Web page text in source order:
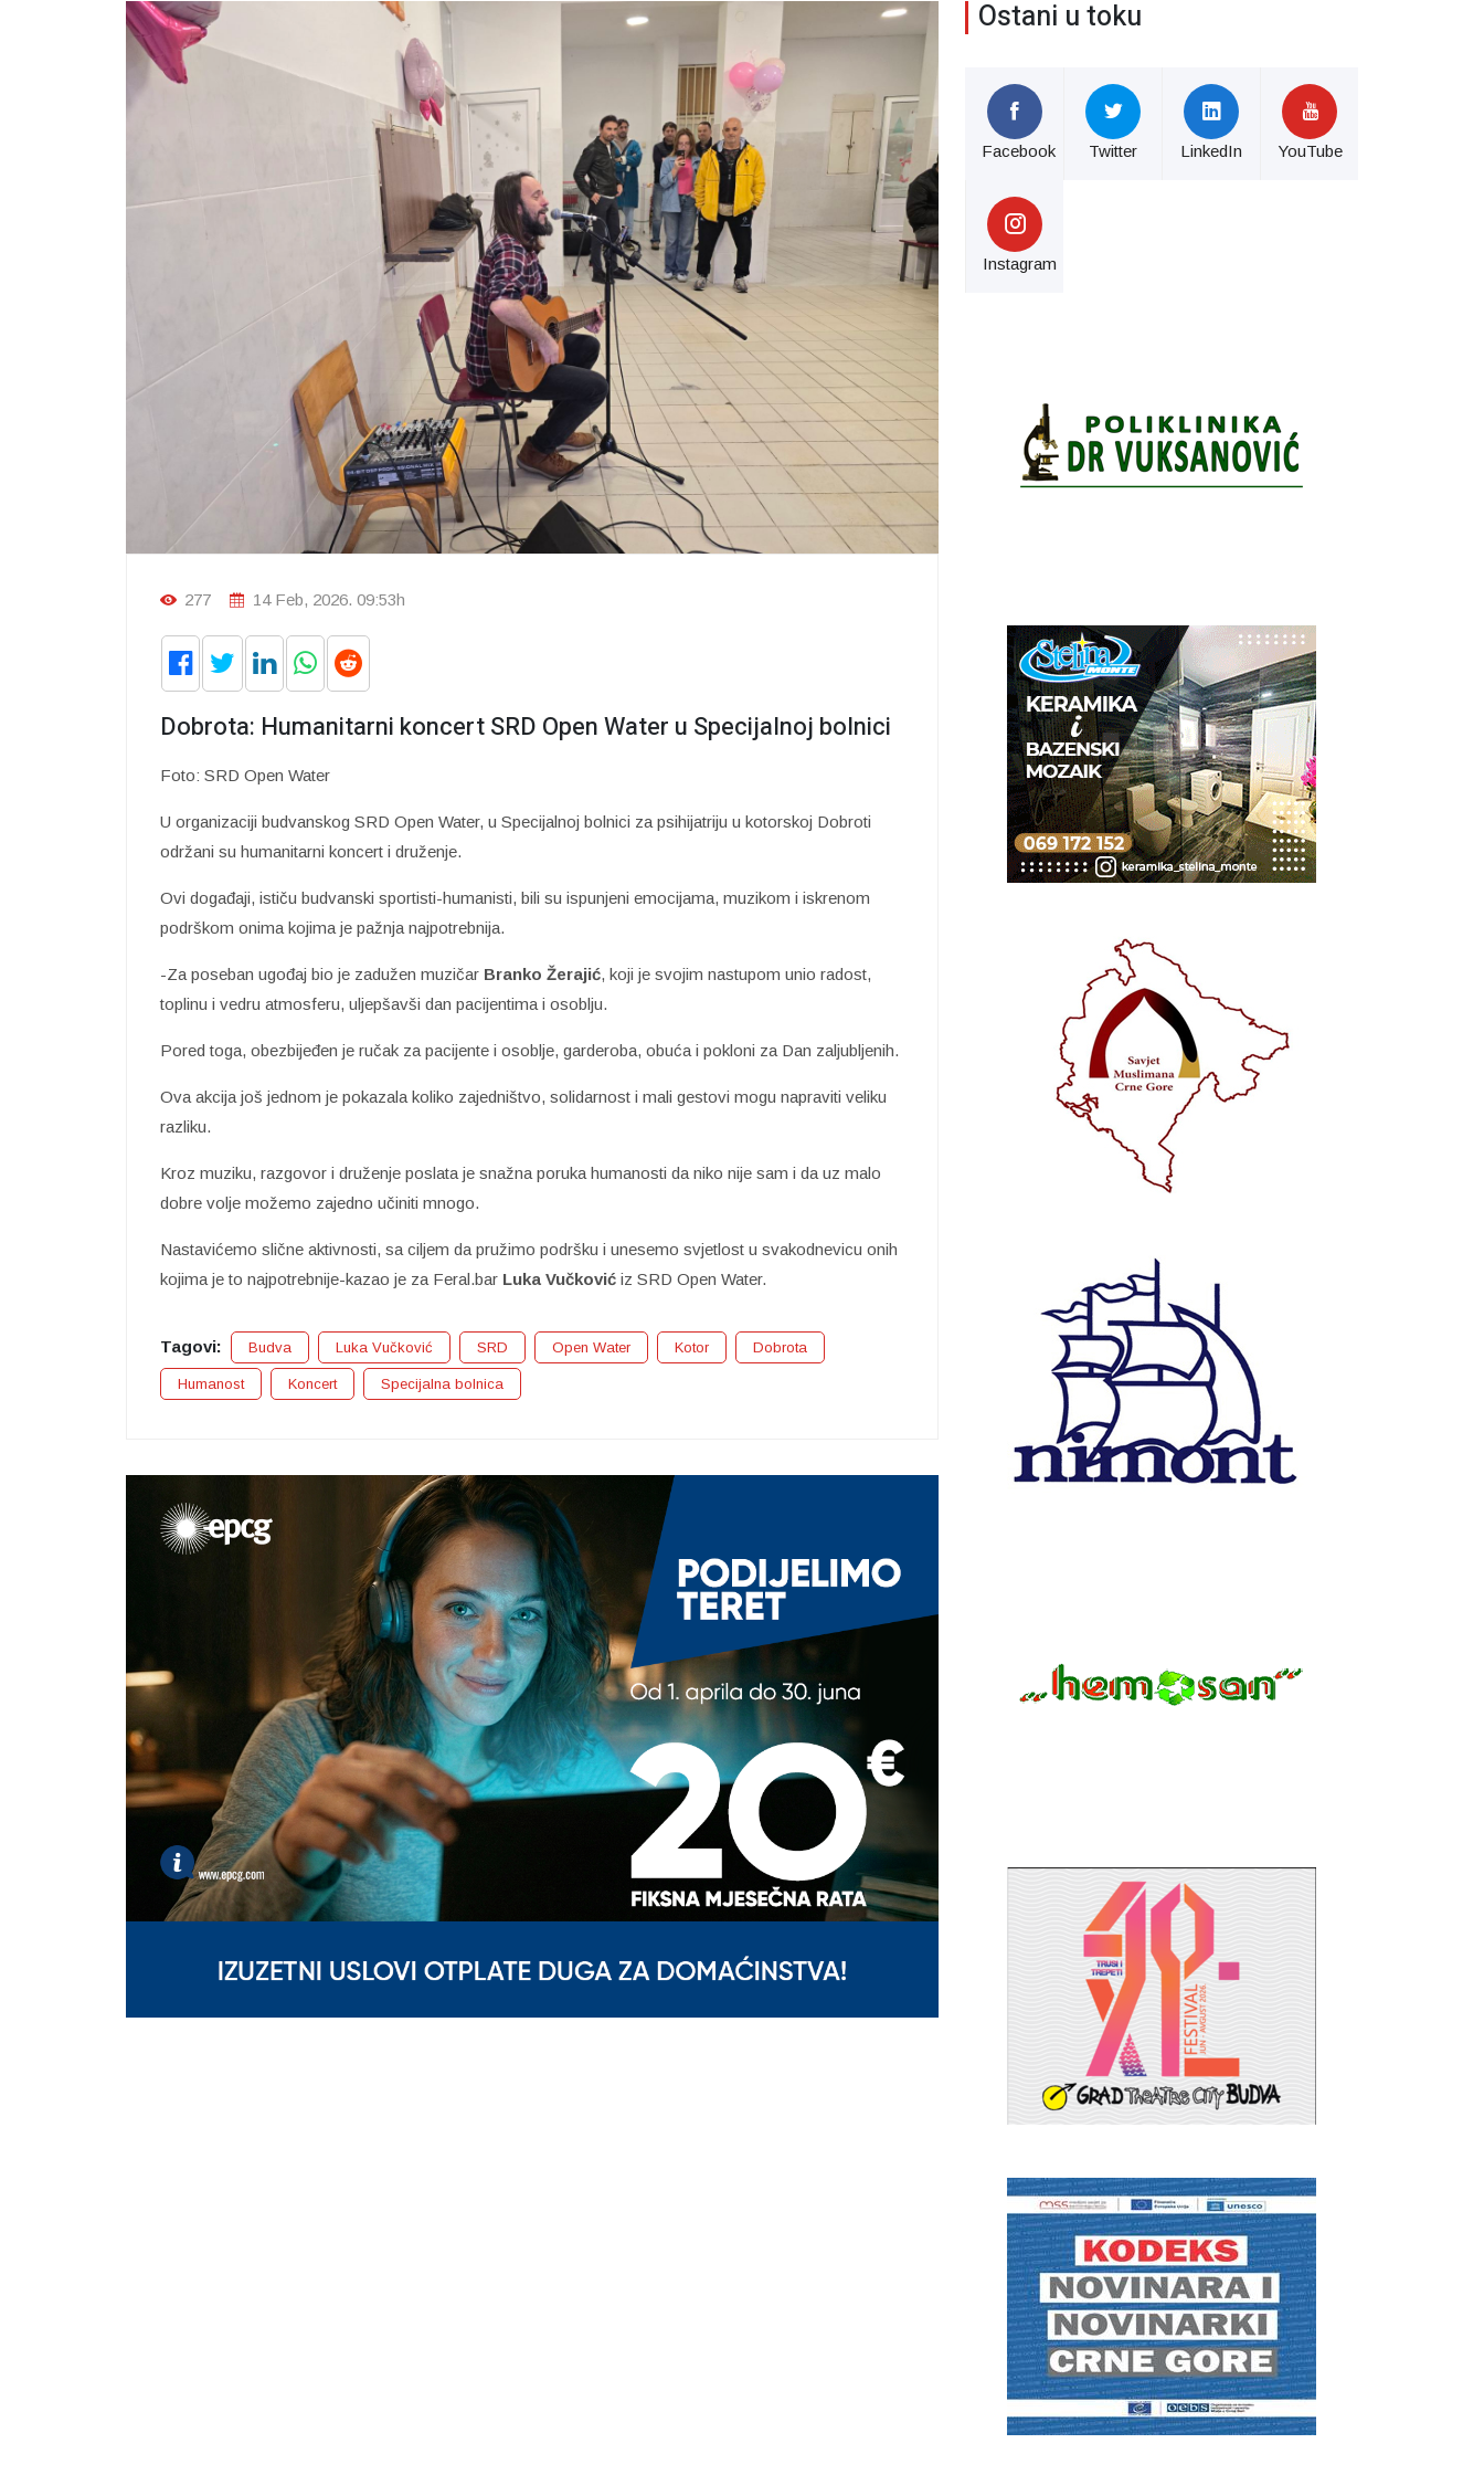
277 14 Feb, 2026. 09:53h
Dobrota: Humanitarni koncert SRD Open Water u Specijalnoj bolnici
Foto: SRD Open Water
U organizaciji budvanskog SRD Open Water, u Specijalnoj bolnici za psihijatriju u kotorskoj Dobroti
održani su humanitarni koncert i druženje.
Ovi događaji, ističu budvanski sportisti-humanisti, bili su ispunjeni emocijama, muzikom i iskrenom
podrškom onima kojima je pažnja najpotrebnija.
-Za poseban ugođaj bio je zadužen muzičar Branko Žerajić, koji je svojim nastupom unio radost,
toplinu i vedru atmosferu, uljepšavši dan pacijentima i osoblju.
Pored toga, obezbijeđen je ručak za pacijente i osoblje, garderoba, obuća i pokloni za Dan zaljubljenih.
Ova akcija još jednom je pokazala koliko zajedništvo, solidarnost i mali gestovi mogu napraviti veliku
razliku.
Kroz muziku, razgovor i druženje poslata je snažna poruka humanosti da niko nije sam i da uz malo
dobre volje možemo zajedno učiniti mnogo.
Nastavićemo slične aktivnosti, sa ciljem da pružimo podršku i unesemo svjetlost u svakodnevicu onih
kojima je to najpotrebnije-kazao je za Feral.bar Luka Vučković iz SRD Open Water.
Tagovi: Budva Luka Vučković SRD Open Water Kotor Dobrota
Humanost Koncert Specijalna bolnica
Ostani u toku
Facebook Twitter LinkedIn YouTube
Instagram